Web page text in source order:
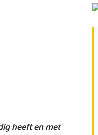
heeft en met